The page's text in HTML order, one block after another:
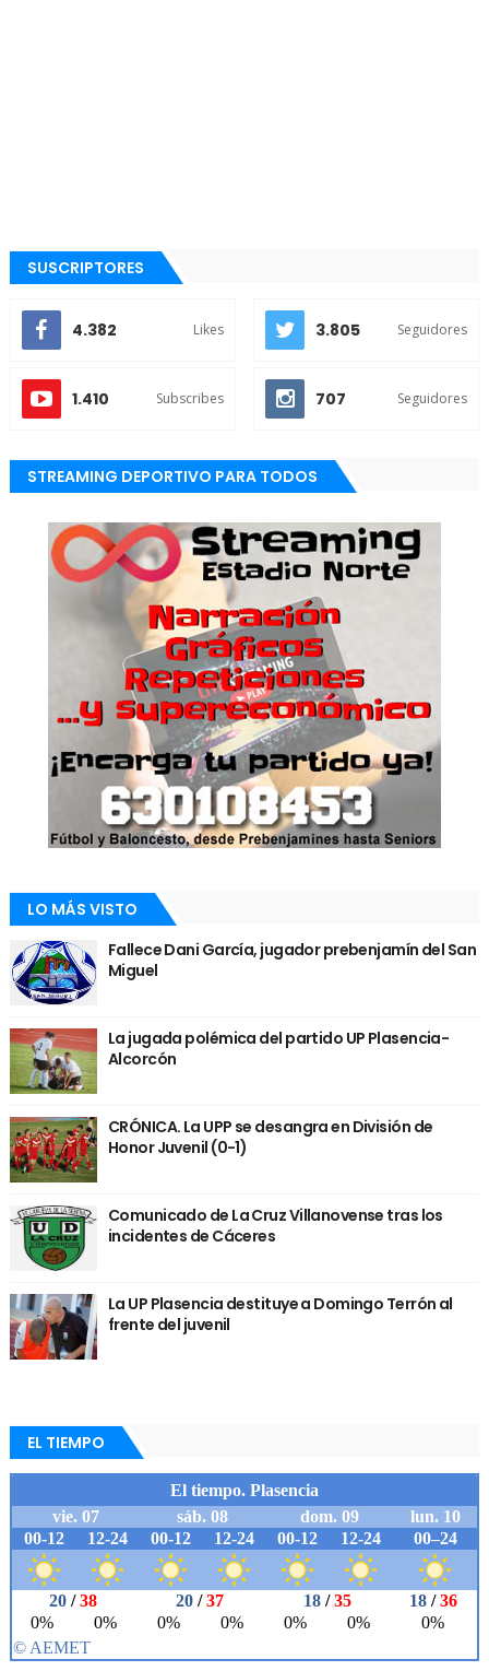
SUSCRIPTORES
4.382 Likes 3.805 Seguidores
1.410 Subscribes 707 Seguidores
STREAMING DEPORTIVO PARA TODOS
LO MÁS VISTO
Fallece Dani García, jugador prebenjamín del San
Miguel
La jugada polémica del partido UP Plasencia-
Alcorcón
CRÓNICA. La UPP se desangra en División de
Honor Juvenil (0-1)
Comunicado de La Cruz Villanovense tras los
incidentes de Cáceres
La UP Plasencia destituye a Domingo Terrón al
frente del juvenil
EL TIEMPO